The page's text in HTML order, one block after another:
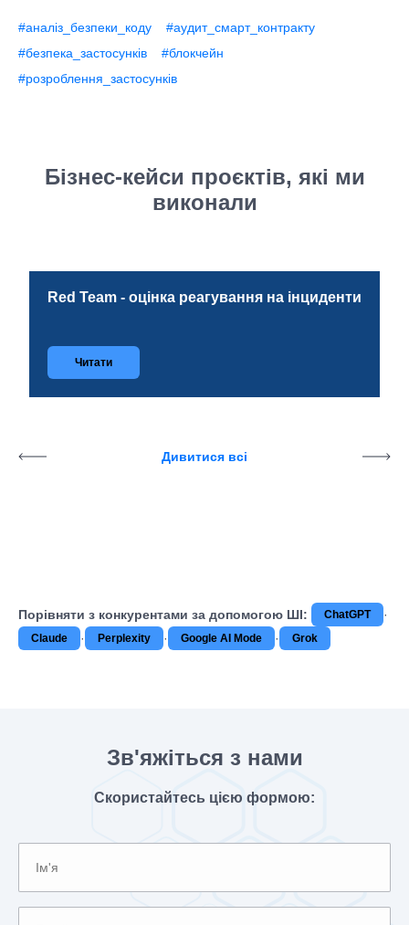
#аналіз_безпеки_коду
#аудит_смарт_контракту
#безпека_застосунків
#блокчейн
#розроблення_застосунків
Бізнес-кейси проєктів, які ми
виконали
Red Team - оцінка реагування на інциденти
Читати
Дивитися всі
Порівняти з конкурентами за допомогою ШІ: ChatGPT ·
Claude · Perplexity · Google AI Mode · Grok
Зв'яжіться з нами
Скористайтесь цією формою: